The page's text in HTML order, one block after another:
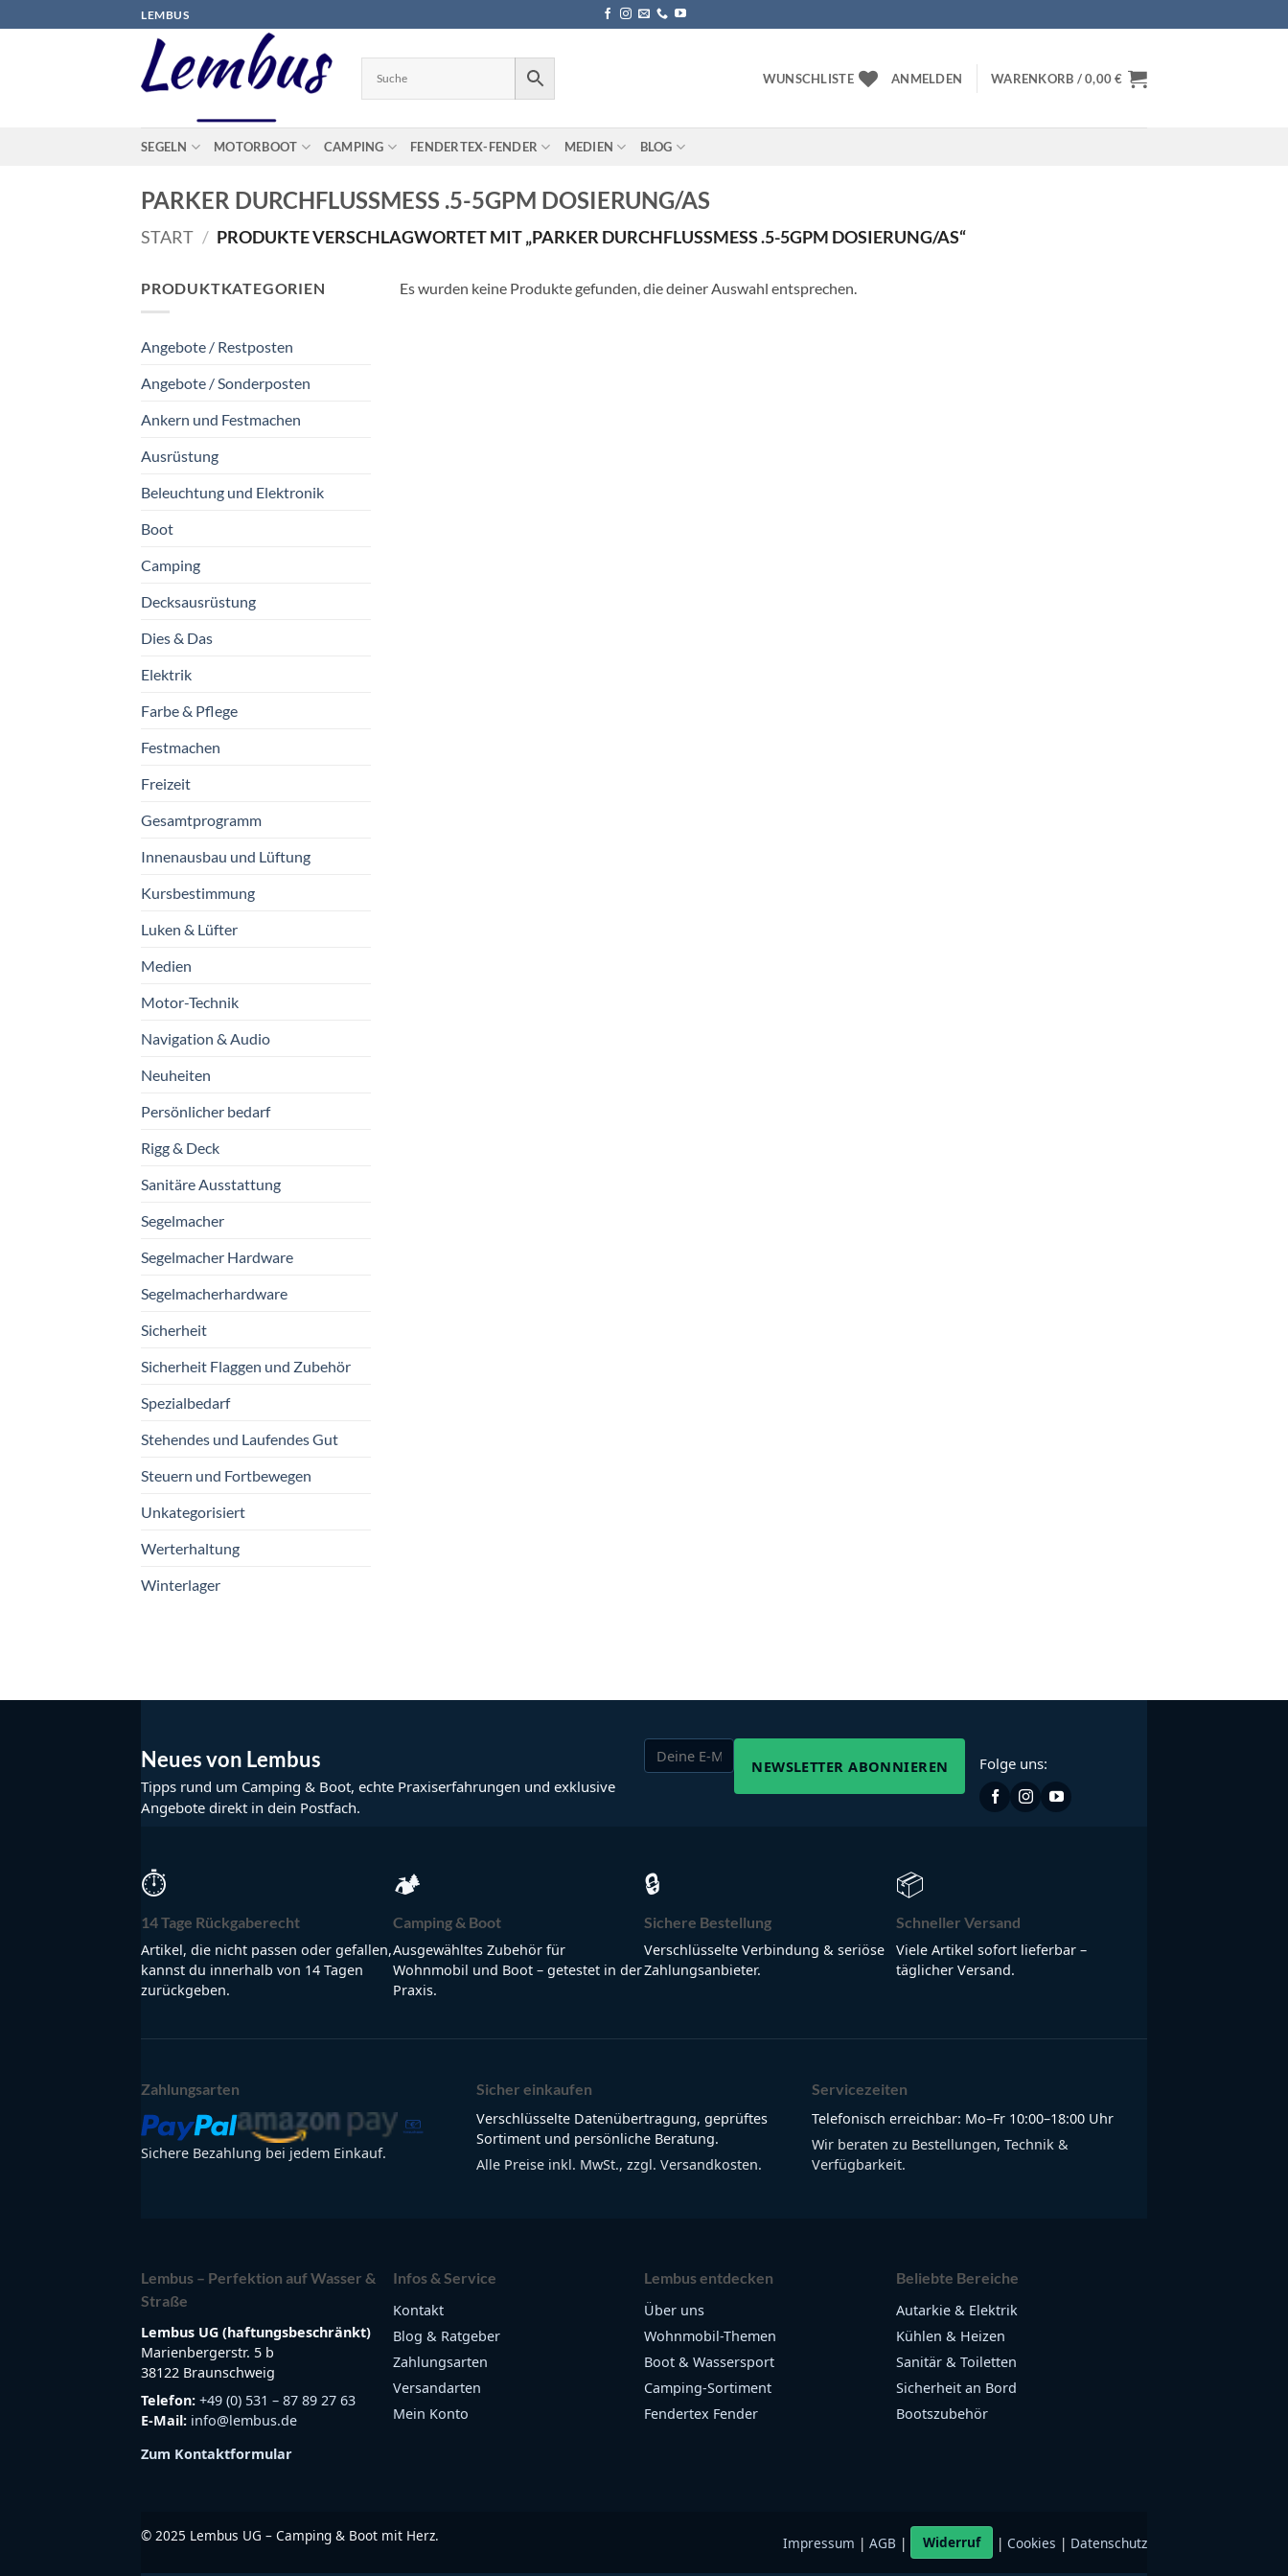
Inhalt
LEMBUS
WUNSCHLISTE ANMELDEN WARENKORB /0,00€
SEGELN MOTORBOOT CAMPING FENDERTEX-FENDER MEDIEN BLOG
PARKER DURCHFLUSSMESS .5-5GPM DOSIERUNG/AS
START / PRODUKTE VERSCHLAGWORTET MIT „PARKER DURCHFLUSSMESS .5-5GPM DOSIERUNG/AS“
PRODUKTKATEGORIEN
Angebote / Restposten
Angebote / Sonderposten
Ankern und Festmachen
Ausrüstung
Beleuchtung und Elektronik
Boot
Camping
Decksausrüstung
Dies & Das
Elektrik
Farbe & Pflege
Festmachen
Freizeit
Gesamtprogramm
Innenausbau und Lüftung
Kursbestimmung
Luken & Lüfter
Medien
Motor-Technik
Navigation & Audio
Neuheiten
Persönlicher bedarf
Rigg & Deck
Sanitäre Ausstattung
Segelmacher
Segelmacher Hardware
Segelmacherhardware
Sicherheit
Sicherheit Flaggen und Zubehör
Spezialbedarf
Stehendes und Laufendes Gut
Steuern und Fortbewegen
Unkategorisiert
Werterhaltung
Winterlager
Es wurden keine Produkte gefunden, die deiner Auswahl entsprechen.
Neues von Lembus
Tipps rund um Camping & Boot, echte Praxiserfahrungen und exklusive
Angebote direkt in dein Postfach.
NEWSLETTER ABONNIEREN Folge uns:
⏱
14 Tage Rückgaberecht
Artikel, die nicht passen oder gefallen,
kannst du innerhalb von 14 Tagen
zurückgeben.
🏕
Camping & Boot
Ausgewähltes Zubehör für
Wohnmobil und Boot – getestet in der
Praxis.
🔒
Sichere Bestellung
Verschlüsselte Verbindung & seriöse
Zahlungsanbieter.
📦
Schneller Versand
Viele Artikel sofort lieferbar –
täglicher Versand.
Zahlungsarten
Sichere Bezahlung bei jedem Einkauf.
Sicher einkaufen
Verschlüsselte Datenübertragung, geprüftes
Sortiment und persönliche Beratung.
Alle Preise inkl. MwSt., zzgl. Versandkosten.
Servicezeiten
Telefonisch erreichbar: Mo–Fr 10:00–18:00 Uhr
Wir beraten zu Bestellungen, Technik &
Verfügbarkeit.
Lembus – Perfektion auf Wasser &
Straße
Lembus UG (haftungsbeschränkt)
Marienbergerstr. 5 b
38122 Braunschweig
Telefon: +49 (0) 531 – 87 89 27 63
E-Mail: info@lembus.de
Zum Kontaktformular
Infos & Service
Kontakt
Blog & Ratgeber
Zahlungsarten
Versandarten
Mein Konto
Lembus entdecken
Über uns
Wohnmobil-Themen
Boot & Wassersport
Camping-Sortiment
Fendertex Fender
Beliebte Bereiche
Autarkie & Elektrik
Kühlen & Heizen
Sanitär & Toiletten
Sicherheit an Bord
Bootszubehör
© 2025 Lembus UG – Camping & Boot mit Herz. Impressum | AGB | Widerruf | Cookies | Datenschutz